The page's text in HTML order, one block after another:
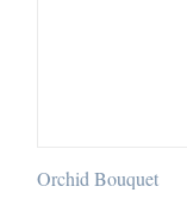
Orchid Bouquet